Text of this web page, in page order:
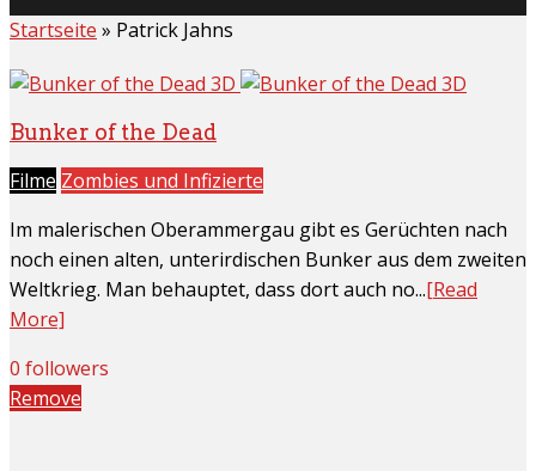
Startseite » Patrick Jahns
Bunker of the Dead
Filme Zombies und Infizierte
Im malerischen Oberammergau gibt es Gerüchten nach
noch einen alten, unterirdischen Bunker aus dem zweiten
Weltkrieg. Man behauptet, dass dort auch no...[Read
More]
0 followers
Remove